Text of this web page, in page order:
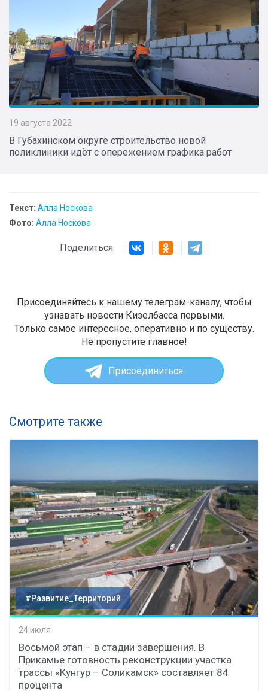
19 августа 2022
В Губахинском округе строительство новой
поликлиники идёт с опережением графика работ
Текст: Алла Носкова
Фото: Алла Носкова
Поделиться
Присоединяйтесь к нашему телеграм-каналу, чтобы
узнавать новости Кизелбасса первыми.
Только самое интересное, оперативно и по существу.
Не пропустите главное!
Присоединиться
Смотрите также
#Развитие_Территорий
24 июля
Восьмой этап – в стадии завершения. В
Прикамье готовность реконструкции участка
трассы «Кунгур – Соликамск» составляет 84
процента